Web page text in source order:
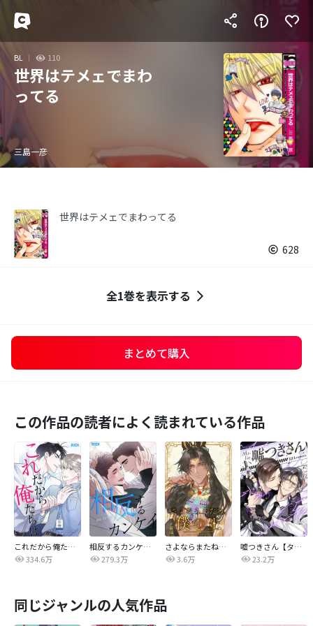
BL 110
世界はテメェでまわ
ってる
三島一彦
世界はテメェでまわってる
628
全1巻を表示する
まとめて購入
この作品の読者によく読まれている作品
これだから俺たちは
334.6万
相反するカンケイ【改訂版】
279.3万
さよならまたね、僕の王【タテヨミ】
3.6万
嘘つきさん【タテヨミ】
23.2万
同じジャンルの人気作品